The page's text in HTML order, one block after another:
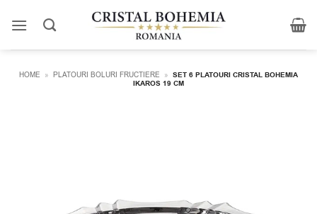
HOME » PLATOURI BOLURI FRUCTIERE » SET 6 PLATOURI CRISTAL BOHEMIA
IKAROS 19 CM